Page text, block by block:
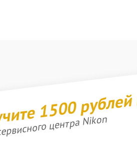
1500
центра Nikon